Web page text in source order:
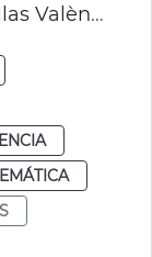
Premios buenas prácticas Fallas València